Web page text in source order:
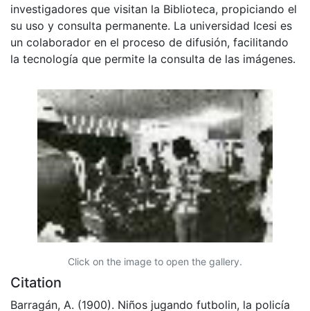
investigadores que visitan la Biblioteca, propiciando el
su uso y consulta permanente. La universidad Icesi es
un colaborador en el proceso de difusión, facilitando
la tecnología que permite la consulta de las imágenes.
Click on the image to open the gallery.
Citation
Barragán, A. (1900). Niños jugando futbolin, la policía